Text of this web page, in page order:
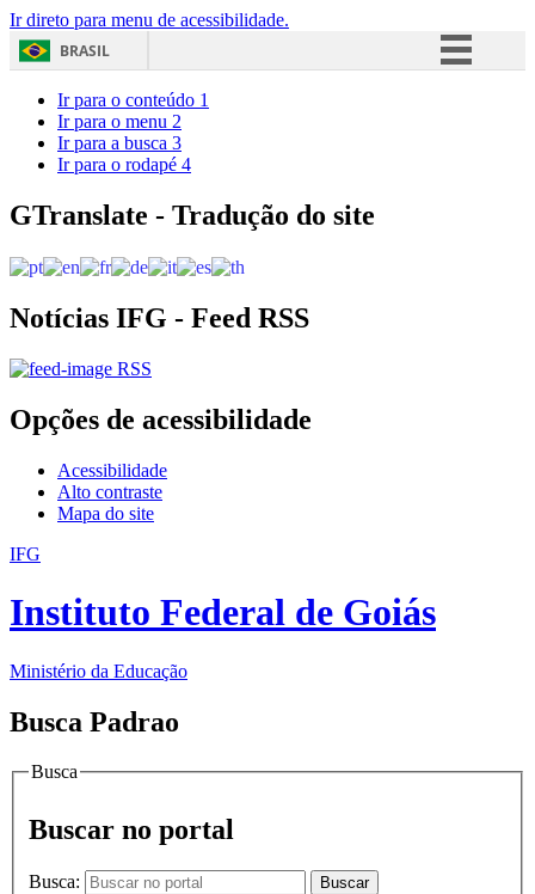
Ir direto para menu de acessibilidade.
BRASIL
Acesso à informação
Ir para o conteúdo 1
Ir para o menu 2
Ir para a busca 3
Ir para o rodapé 4
GTranslate - Tradução do site
Notícias IFG - Feed RSS
RSS
Opções de acessibilidade
Acessibilidade
Alto contraste
Mapa do site
IFG
Instituto Federal de Goiás
Ministério da Educação
Busca Padrao
Busca
Buscar no portal
Busca: Buscar